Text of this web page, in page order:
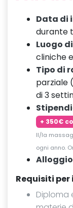
Data di
durante
Luogo
cliniche
Tipo di
parziale
di 3
+ 350€
Il/la
ogni anno.
Requisiti
Diploma